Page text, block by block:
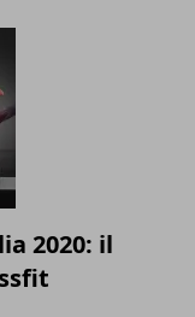
2020: il